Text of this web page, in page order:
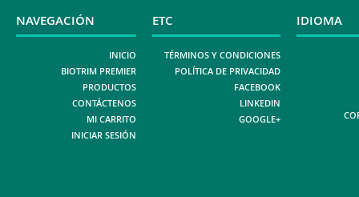
NAVEGACIÓN
INICIO
BIOTRIM PREMIER
PRODUCTOS
CONTÁCTENOS
MI CARRITO
INICIAR SESIÓN
ETC
TÉRMINOS Y CONDICIONES
POLÍTICA DE PRIVACIDAD
FACEBOOK
LINKEDIN
GOOGLE+
IDIOMA